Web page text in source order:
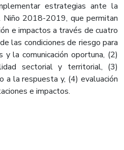
estrategias ante la
Niño 2018-2019, que permitan
e impactos a través de cuatro
las condiciones de riesgo para
y la comunicación oportuna, (2)
sectorial y territorial, (3)
a la respuesta y, (4) evaluación
e impactos.